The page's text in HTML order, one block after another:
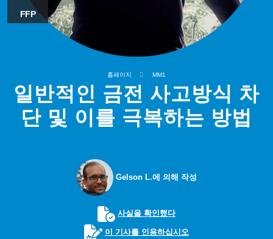
FFP
홈페이지 MM1
일반적인 금전 사고방식 차
단 및 이를 극복하는 방법
Gelson L.에 의해 작성
사실을 확인했다
이 기사를 인용하십시오